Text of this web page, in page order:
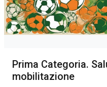
Prima Categoria.
mobilitazione